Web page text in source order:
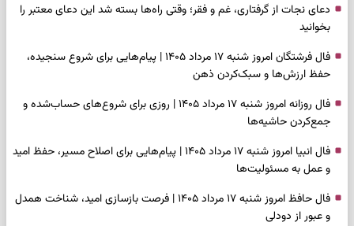
دعای نجات از گرفتاری، غم و فقر؛ وقتی راه‌ها بسته شد این دعای معتبر را
بخوانید
فال فرشتگان امروز شنبه ۱۷ مرداد ۱۴۰۵ | پیام‌هایی برای شروع سنجیده،
حفظ ارزش‌ها و سبک‌کردن ذهن
فال روزانه امروز شنبه ۱۷ مرداد ۱۴۰۵ | روزی برای شروع‌های حساب‌شده و
جمع‌کردن حاشیه‌ها
فال انبیا امروز شنبه ۱۷ مرداد ۱۴۰۵ | پیام‌هایی برای اصلاح مسیر، حفظ امید
و عمل به مسئولیت‌ها
فال حافظ امروز شنبه ۱۷ مرداد ۱۴۰۵ | فرصت بازسازی امید، شناخت همدل
و عبور از دودلی